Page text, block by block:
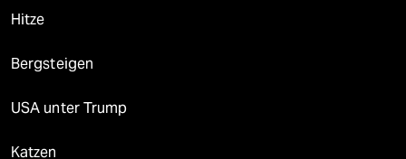
Hitze
Bergsteigen
USA unter Trump
Katzen